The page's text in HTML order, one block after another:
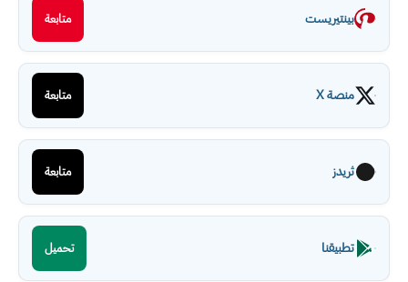
بينتيريست متابعة
منصة X متابعة
ثريدز متابعة
تطبيقنا تحميل